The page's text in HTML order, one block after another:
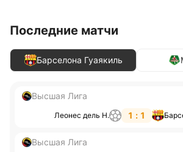
Последние матчи
Барселона Гуаякиль
Высшая Лига
Леонес дель Н. 1 : 1
Высшая Лига